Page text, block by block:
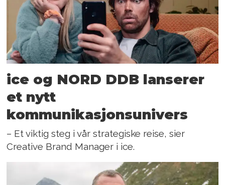
ice og NORD DDB lanserer
et nytt
kommunikasjonsunivers
– Et viktig steg i vår strategiske reise, sier
Creative Brand Manager i ice.